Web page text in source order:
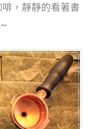
，靜靜的看著書